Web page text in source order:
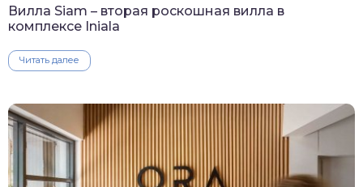
Вилла Siam – вторая роскошная вилла в
комплексе Iniala
Читать далее